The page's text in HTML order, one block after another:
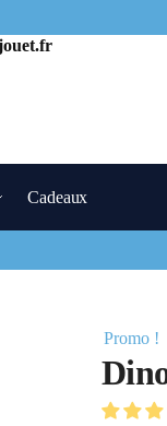
Cadeaux
Promo !